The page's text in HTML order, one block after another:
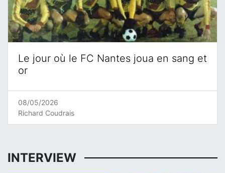
Le jour où le FC Nantes joua en sang et
or
08/05/2026
Richard Coudrais
INTERVIEW